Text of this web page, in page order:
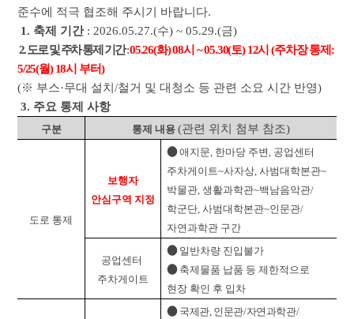
준수에 적극 협조해 주시기 바랍니다.
1. 축제 기간: 2026.05.27.(수) ~ 05.29.(금)
2. 도로 및 주차 통제 기간:05.26(화) 08시 ~ 05.30(토) 12시 (주차장 통제:
5/25(월) 18시 부터)
(※ 부스·무대 설치/철거 및 대청소 등 관련 소요 시간 반영)
3. 주요 통제 사항
구분 통제 내용 (관련 위치 첨부 참조)
도로 통제
보행자
안심구역 지정
●애지문, 한마당 주변, 공업센터
주차게이트~사자상, 사범대학본관~
박물관, 생활과학관~백남음악관/
학군단, 사범대학본관~인문관/
자연과학관 구간
공업센터
주차게이트
● 일반차량 진입불가
● 축제물품 납품 등 제한적으로
현장 확인 후 입차
● 국제관, 인문관/자연과학관/